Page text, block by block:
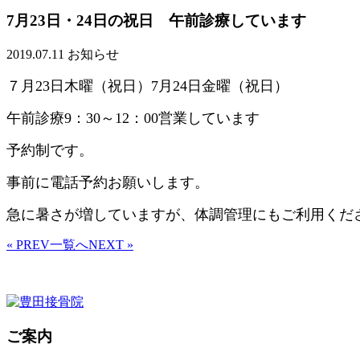
7月23日・24日の祝日 午前診療しています
2019.07.11 お知らせ
７月23日木曜（祝日）7月24日金曜（祝日）
午前診療9：30～12：00営業しています
予約制です。
事前に電話予約お願いします。
急に暑さが増していますが、体調管理にもご利用くだ
« PREV一覧へNEXT »
ご案内